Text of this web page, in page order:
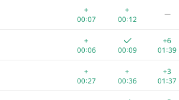
+
00:07
+
00:12
—
+
00:06
00:09
+6
01:39
+
00:27
+
00:36
+3
01:37